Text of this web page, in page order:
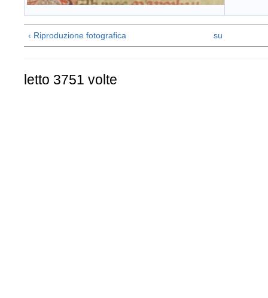
‹ Riproduzione fotografica su
letto 3751 volte